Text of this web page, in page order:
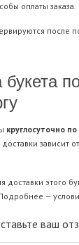
оплаты заказа.
после
круглосуточно
зависит
доставки этого
—
ваш